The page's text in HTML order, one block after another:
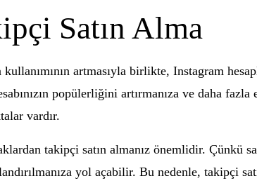
Satın Alma
artmasıyla birlikte, Instagram
popülerliğini artırmanıza ve daha
vardır.
takipçi satın almanız önemlidir. Çünkü
yol açabilir. Bu nedenle, takipçi